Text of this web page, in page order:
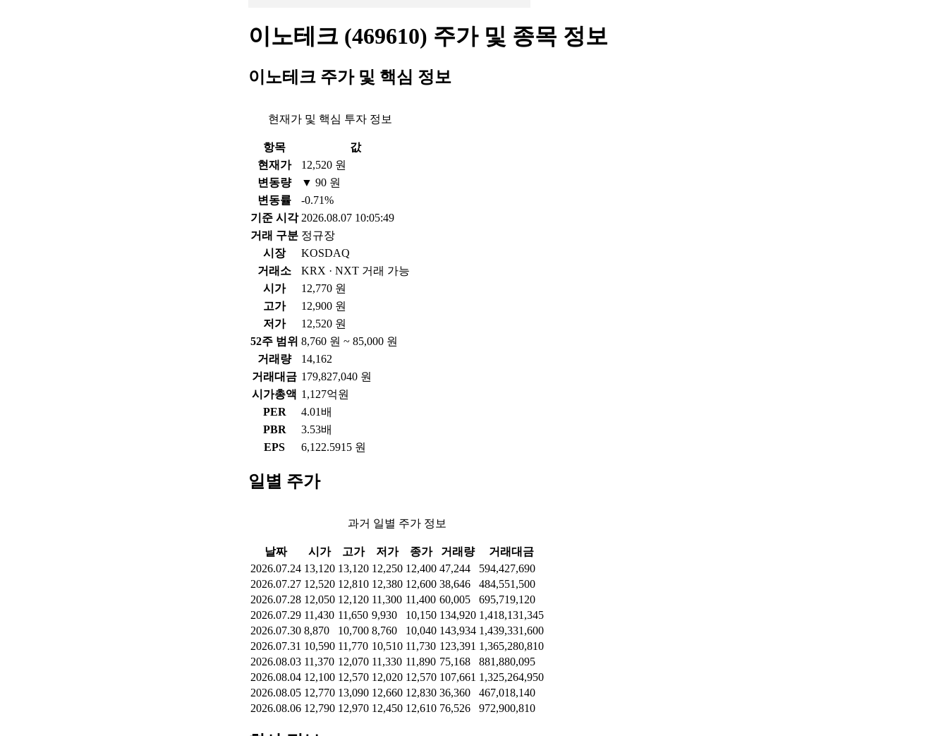
이노테크 (469610) 주가 및 종목 정보
이노테크 주가 및 핵심 정보
현재가 및 핵심 투자 정보
항목
값
현재가
12,520 원
변동량
▼ 90 원
변동률
-0.71%
기준 시각 2026.08.07 10:05:49
거래 구분 정규장
시장
KOSDAQ
거래소
KRX · NXT 거래 가능
시가
12,770 원
고가
12,900 원
저가
12,520 원
52주 범위 8,760 원 ~ 85,000 원
거래량
14,162
거래대금 179,827,040 원
시가총액 1,127억원
PER
4.01배
PBR
3.53배
EPS
6,122.5915 원
일별 주가
과거 일별 주가 정보
날짜 시가 고가 저가 종가 거래량
거래대금
2026.07.24 13,120 13,120 12,250 12,400 47,244
594,427,690
2026.07.27 12,520 12,810 12,380 12,600 38,646
484,551,500
2026.07.28 12,050 12,120 11,300 11,400 60,005
695,719,120
2026.07.29 11,430 11,650 9,930 10,150 134,920 1,418,131,345
2026.07.30 8,870 10,700 8,760 10,040 143,934 1,439,331,600
2026.07.31 10,590 11,770 10,510 11,730 123,391 1,365,280,810
2026.08.03 11,370 12,070 11,330 11,890 75,168
881,880,095
2026.08.04 12,100 12,570 12,020 12,570 107,661 1,325,264,950
2026.08.05 12,770 13,090 12,660 12,830 36,360
467,018,140
2026.08.06 12,790 12,970 12,450 12,610 76,526 972,900,810